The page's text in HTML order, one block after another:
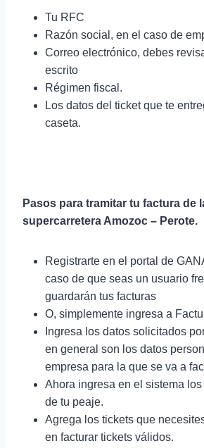
Tu RFC
Razón social, en el caso de
Correo electrónico, debes
escrito
Régimen fiscal.
Los datos del ticket que te
caseta.
Pasos para tramitar tu factura de
supercarretera Amozoc – Perote.
Registrarte en el portal de
caso de que seas un usuario
guardarán tus facturas
O, simplemente ingresa a
Ingresa los datos solicitados
en general son los datos
empresa para la que se va a
Ahora ingresa en el sistema
de tu peaje.
Agrega los tickets que
en facturar tickets válidos.